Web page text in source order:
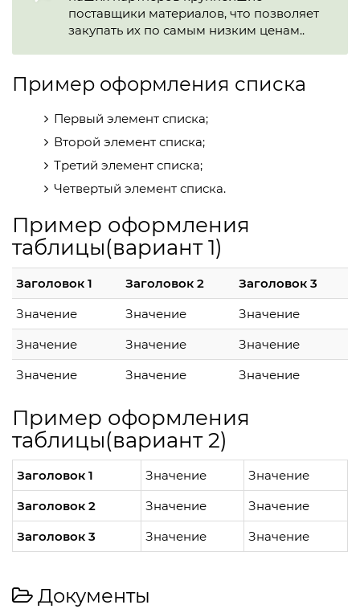
поставщики материалов, что позволяет
закупать их по самым низким ценам..
Пример оформления списка
Первый элемент списка;
Второй элемент списка;
Третий элемент списка;
Четвертый элемент списка.
Пример оформления
таблицы(вариант 1)
Заголовок 1 Заголовок 2
Заголовок 3
Значение
Значение
Значение
Значение
Значение
Значение
Значение
Значение Значение
Пример оформления
таблицы(вариант 2)
Заголовок 1 Значение
Значение
Заголовок 2
Значение
Значение
Заголовок 3
Значение Значение
Документы